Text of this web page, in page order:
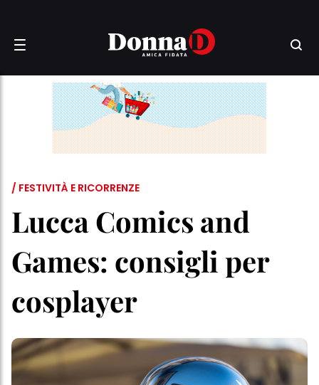
/ FESTIVITÀ E RICORRENZE
Lucca Comics and
Games: consigli per
cosplayer